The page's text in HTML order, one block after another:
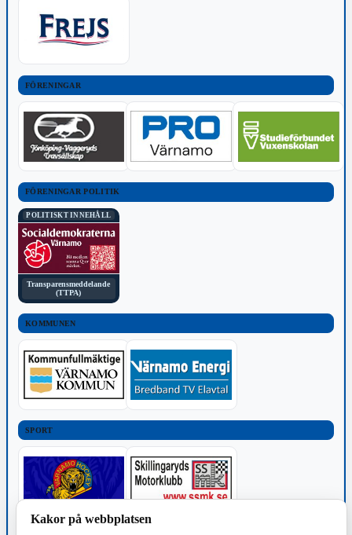
FÖRENINGAR
FÖRENINGAR POLITIK
POLITISKT INNEHÅLL
Transparensmeddelande
(TTPA)
KOMMUNEN
SPORT
Kakor på webbplatsen